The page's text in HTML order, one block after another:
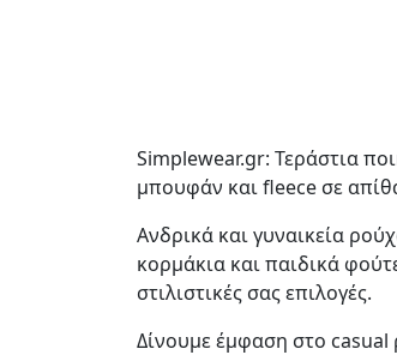
Simplewear.gr: Τεράστια
μπουφάν και fleece σε
Ανδρικά και γυναικεία
κορμάκια και παιδικά
στιλιστικές σας επιλογές.
Δίνουμε έμφαση στο casual